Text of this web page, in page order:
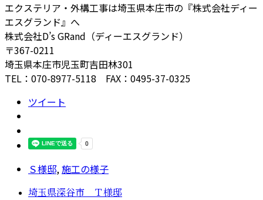
エクステリア・外構工事は埼玉県本庄市の『株式会社ディー
エスグランド』へ
株式会社D’s GRand（ディーエスグランド）
〒367-0211
埼玉県本庄市児玉町吉田林301
TEL：070-8977-5118 FAX：0495-37-0325
ツイート
Ｓ様邸,施工の様子
埼玉県深谷市 Ｔ様邸